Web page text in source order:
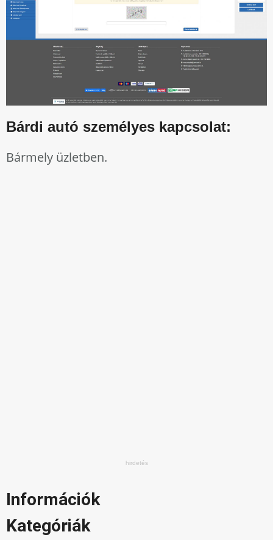
Bárdi autó személyes kapcsolat:
Bármely üzletben.
Információk
Kategóriák